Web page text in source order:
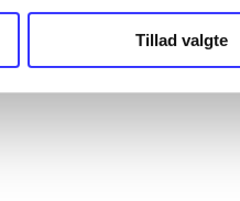
Tillad valgte